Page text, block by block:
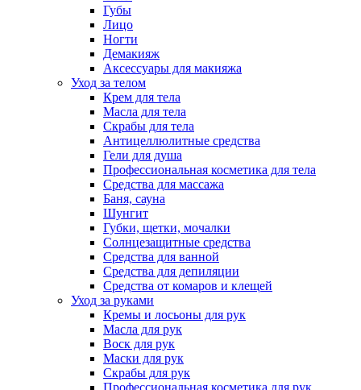
Губы
Лицо
Ногти
Демакияж
Аксессуары для макияжа
Уход за телом
Крем для тела
Масла для тела
Скрабы для тела
Антицеллюлитные средства
Гели для душа
Профессиональная косметика для тела
Средства для массажа
Баня, сауна
Шунгит
Губки, щетки, мочалки
Солнцезащитные средства
Средства для ванной
Средства для депиляции
Средства от комаров и клещей
Уход за руками
Кремы и лосьоны для рук
Масла для рук
Воск для рук
Маски для рук
Скрабы для рук
Профессиональная косметика для рук